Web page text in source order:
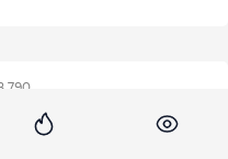
790
Урсулы фон